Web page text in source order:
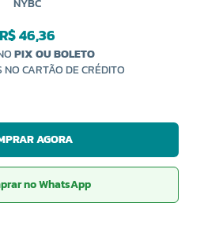
NYBC
R$ 46,36
PIX OU BOLETO
CARTÃO DE CRÉDITO
AGORA
no WhatsApp